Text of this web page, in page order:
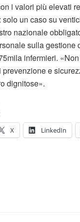
i valori più elevati
solo un caso su
nazionale
sulla
infermieri.
prevenzione e
dignitose».
X LinkedIn